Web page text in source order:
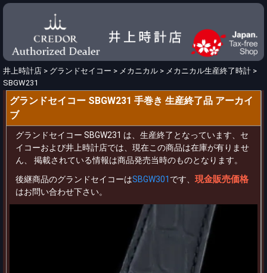
井上時計店 > グランドセイコー > メカニカル > メカニカル生産終了時計 >
SBGW231
グランドセイコー SBGW231 手巻き 生産終了品 アーカイ
ブ
グランドセイコー SBGW231 は、生産終了となっています、セ
イコーおよび井上時計店では、現在この商品は在庫が有りませ
ん、 掲載されている情報は商品発売当時のものとなります。
後継商品のグランドセイコーはSBGW301 です、 現金販売価格
はお問い合わせ下さい。